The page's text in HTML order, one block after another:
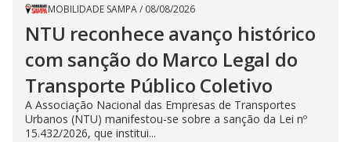
MOBILIDADE SAMPA/ 08/08/2026
NTU reconhece avanço histórico
com sanção do Marco Legal do
Transporte Público Coletivo
A Associação Nacional das Empresas de Transportes
Urbanos (NTU) manifestou-se sobre a sanção da Lei nº
15.432/2026, que institui...